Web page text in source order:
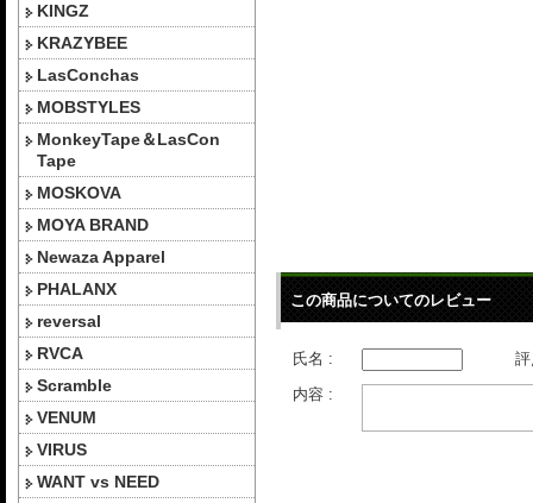
KINGZ
KRAZYBEE
LasConchas
MOBSTYLES
MonkeyTape＆LasCon
Tape
MOSKOVA
MOYA BRAND
Newaza Apparel
PHALANX
reversal
RVCA
Scramble
VENUM
VIRUS
WANT vs NEED
この商品についてのレビュー
氏名 :
内容 :